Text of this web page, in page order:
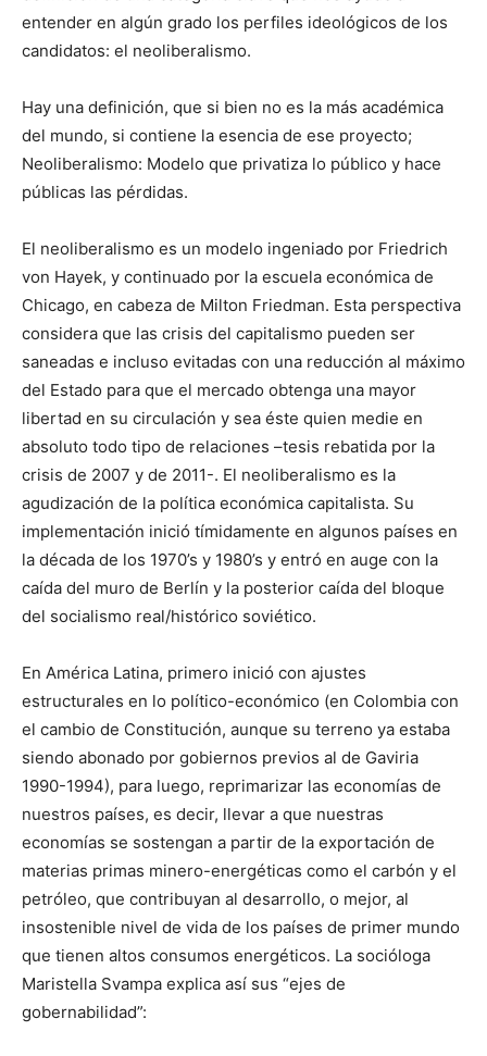
entender en algún grado los perfiles ideológicos de los
candidatos: el neoliberalismo.
Hay una definición, que si bien no es la más académica
del mundo, si contiene la esencia de ese proyecto;
Neoliberalismo: Modelo que privatiza lo público y hace
públicas las pérdidas.
El neoliberalismo es un modelo ingeniado por Friedrich
von Hayek, y continuado por la escuela económica de
Chicago, en cabeza de Milton Friedman. Esta perspectiva
considera que las crisis del capitalismo pueden ser
saneadas e incluso evitadas con una reducción al máximo
del Estado para que el mercado obtenga una mayor
libertad en su circulación y sea éste quien medie en
absoluto todo tipo de relaciones –tesis rebatida por la
crisis de 2007 y de 2011-. El neoliberalismo es la
agudización de la política económica capitalista. Su
implementación inició tímidamente en algunos países en
la década de los 1970’s y 1980’s y entró en auge con la
caída del muro de Berlín y la posterior caída del bloque
del socialismo real/histórico soviético.
En América Latina, primero inició con ajustes
estructurales en lo político-económico (en Colombia con
el cambio de Constitución, aunque su terreno ya estaba
siendo abonado por gobiernos previos al de Gaviria
1990-1994), para luego, reprimarizar las economías de
nuestros países, es decir, llevar a que nuestras
economías se sostengan a partir de la exportación de
materias primas minero-energéticas como el carbón y el
petróleo, que contribuyan al desarrollo, o mejor, al
insostenible nivel de vida de los países de primer mundo
que tienen altos consumos energéticos. La socióloga
Maristella Svampa explica así sus “ejes de
gobernabilidad”: